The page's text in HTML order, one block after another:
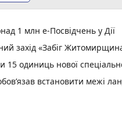
1 млн е-Посвідчень у Дії
захід «Забіг
одиниць нової
встановити межі